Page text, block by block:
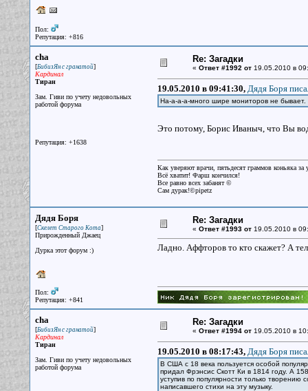
Пол:
Репутация: +816
cha
[БибизЯн с гранатой]
Кардинал
Тиран
Зам. Гиви по учету недовольных
работой форума
Репутация: +1638
Re: Загадки
« Ответ #1992 от19.05.2010 в
19.05.2010 в 09:41:30, Дядя Боря
На-а-а-а-много шире мониторов не
Это потому, Борис Иваныч, что Вы
Как уверяют врачи, пятьдесят граммов коньяка
Всё хватит! Фарш кончился!
Все равно всех забанят ©
Сам дурак!©pipetz
Дядя Боря
[Скелет Старого Кота]
Прирожденный Джаец
Дурка этот форум :)
Пол:
Репутация: +841
Re: Загадки
« Ответ #1993 от19.05.2010 в
Ладно. Аффторов то кто скажет? А
cha
[БибизЯн с гранатой]
Кардинал
Тиран
Зам. Гиви по учету недовольных
работой форума
Re: Загадки
« Ответ #1994 от19.05.2010 в
19.05.2010 в 08:17:43, Дядя Боря
В США с 18 века пользуется особой
придал Фрэнсис Скотт Ки в 1814 году. А
уступив по популярности только творению
написавшего стихи на эту музыку.